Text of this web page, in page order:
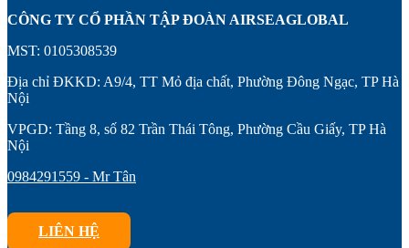
CÔNG TY CỔ PHẦN TẬP ĐOÀN AIRSEAGLOBAL
MST: 0105308539
Địa chỉ ĐKKD: A9/4, TT Mỏ địa chất, Phường Đông Ngạc, TP Hà
Nội
VPGD: Tầng 8, số 82 Trần Thái Tông, Phường Cầu Giấy, TP Hà
Nội
0984291559 - Mr Tân
LIÊN HỆ